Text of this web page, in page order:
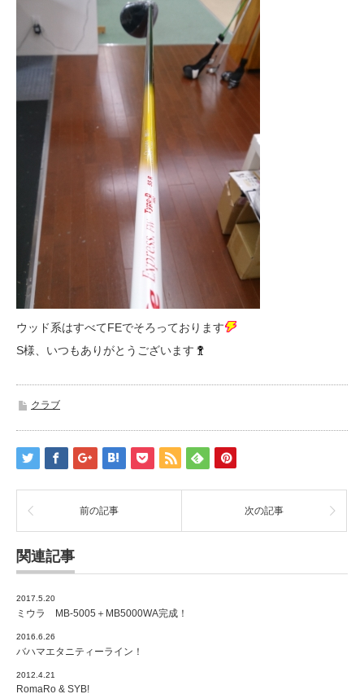
ウッド系はすべてFEでそろっております
S様、いつもありがとうございます
クラブ
前の記事 次の記事
関連記事
2017.5.20
ミウラ MB-5005＋MB5000WA完成！
2016.6.26
バハマエタニティーライン！
2012.4.21
RomaRo & SYB!